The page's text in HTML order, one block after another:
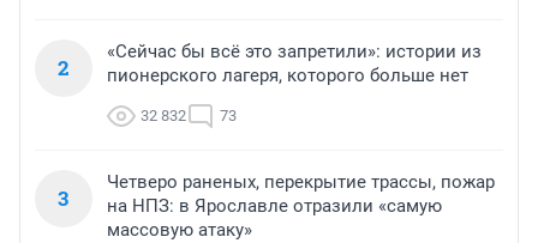
2
«Сейчас бы всё это запретили»: истории из
пионерского лагеря, которого больше нет
32 832 73
3
Четверо раненых, перекрытие трассы, пожар
на НПЗ: в Ярославле отразили «самую
массовую атаку»